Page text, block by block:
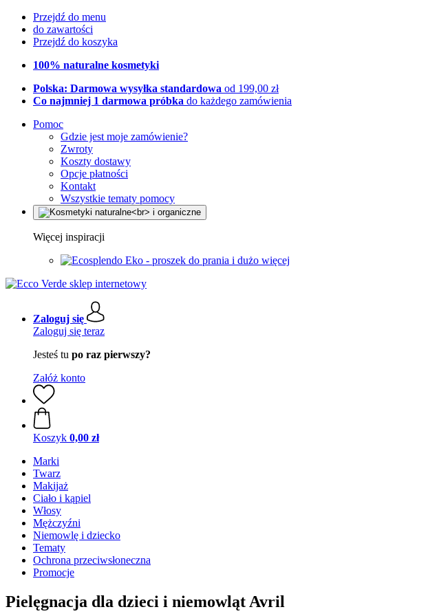
Przejdź do menu
do zawartości
Przejdź do koszyka
100% naturalne kosmetyki
Polska: Darmowa wysyłka standardowa od 199,00 zł
Co najmniej 1 darmowa próbka do każdego zamówienia
Pomoc
Gdzie jest moje zamówienie?
Zwroty
Koszty dostawy
Opcje płatności
Kontakt
Wszystkie tematy pomocy
Więcej inspiracji
Eko - proszek do prania i dużo więcej
Zaloguj się
Zaloguj się teraz
Jesteś tu po raz pierwszy?
Załóż konto
Koszyk 0,00 zł
Marki
Twarz
Makijaż
Ciało i kąpiel
Włosy
Mężczyźni
Niemowlę i dziecko
Tematy
Ochrona przeciwsłoneczna
Promocje
Pielęgnacja dla dzieci i niemowląt Avril